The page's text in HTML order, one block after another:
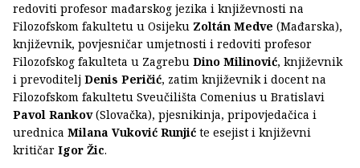
redoviti profesor mađarskog jezika i književnosti na
Filozofskom fakultetu u Osijeku Zoltán Medve (Mađarska),
književnik, povjesničar umjetnosti i redoviti profesor
Filozofskog fakulteta u Zagrebu Dino Milinović, književnik
i prevoditelj Denis Peričić, zatim književnik i docent na
Filozofskom fakultetu Sveučilišta Comenius u Bratislavi
Pavol Rankov(Slovačka), pjesnikinja, pripovjedačica i
urednica Milana Vuković Runjić te esejist i književni
kritičar Igor Žic.